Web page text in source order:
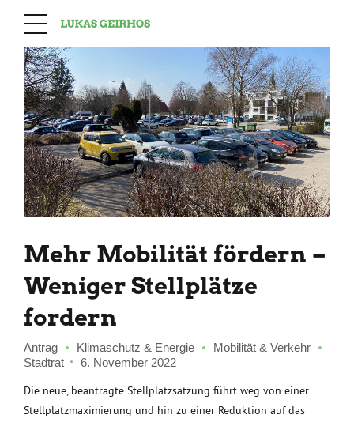
Mehr Mobilität fördern –
Weniger Stellplätze
fordern
Antrag Klimaschutz & Energie
Mobilität & Verkehr
Stadtrat
6. November 2022
Die neue, beantragte Stellplatzsatzung führt weg von einer
Stellplatzmaximierung und hin zu einer Reduktion auf das